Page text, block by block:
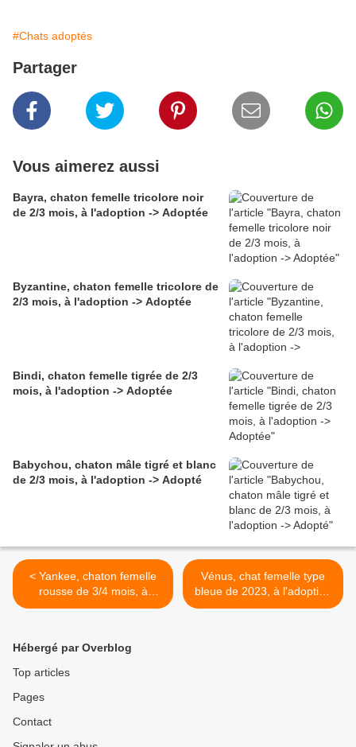
#Chats adoptés
Partager
Vous aimerez aussi
Bayra, chaton femelle tricolore noir
de 2/3 mois, à l'adoption -> Adoptée
Byzantine, chaton femelle tricolore de
2/3 mois, à l'adoption -> Adoptée
Bindi, chaton femelle tigrée de 2/3
mois, à l'adoption -> Adoptée
Babychou, chaton mâle tigré et blanc
de 2/3 mois, à l'adoption -> Adopté
< Yankee, chaton femelle
rousse de 3/4 mois, à
l'adoption -> adoptée
Vénus, chat femelle type
bleue de 2023, à l'adoption
-> adoptée >
Hébergé par Overblog
Top articles
Pages
Contact